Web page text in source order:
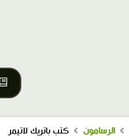
الرسامون كتب باتريك لاتيمر